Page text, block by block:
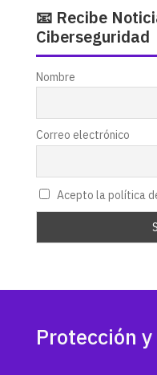
📧 Recibe
Ciberseguridad
Nombre
Correo electrónico
Acepto la política
Protección